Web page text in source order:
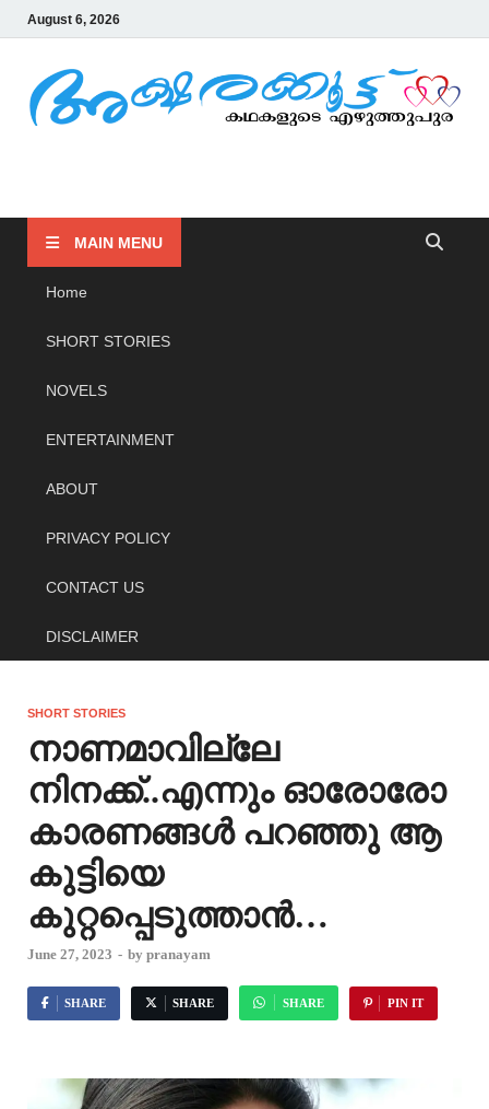
August 6, 2026
MAIN MENU
Home
SHORT STORIES
NOVELS
ENTERTAINMENT
ABOUT
PRIVACY POLICY
CONTACT US
DISCLAIMER
SHORT STORIES
നാണമാവില്ലേ
നിനക്ക്..എന്നും ഓരോരോ
കാരണങ്ങൾ പറഞ്ഞു ആ
കുട്ടിയെ
കുറ്റപ്പെടുത്താൻ…
June 27, 2023 - by pranayam
SHARE SHARE SHARE PIN IT